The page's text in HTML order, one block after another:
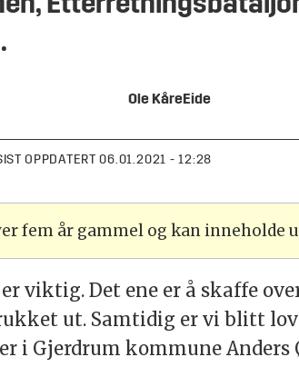
Ole KåreEide
OPPDATERT 06.01.2021 - 12:28
fem år gammel og kan inneholde
viktig. Det ene er å skaffe
ut. Samtidig er vi blitt
i Gjerdrum kommune